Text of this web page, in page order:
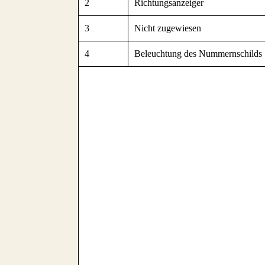
2 Richtungsanzeiger
3 Nicht zugewiesen
4 Beleuchtung des Nummernschilds